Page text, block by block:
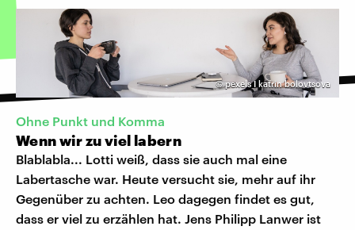
©pexels I katrin bolovtsova
Ohne Punkt und Komma
Wenn wir zu viel labern
Blablabla... Lotti weiß, dass sie auch mal eine
Labertasche war. Heute versucht sie, mehr auf ihr
Gegenüber zu achten. Leo dagegen findet es gut,
dass er viel zu erzählen hat. Jens Philipp Lanwer ist